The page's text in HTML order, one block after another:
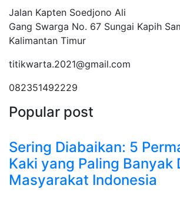
Jalan Kapten Soedjono Ali
Gang Swarga No. 67 Sungai Kapih
Kalimantan Timur
titikwarta.2021@gmail.com
082351492229
Popular post
Sering Diabaikan: 5
Kaki yang Paling Banyak
Masyarakat Indonesia